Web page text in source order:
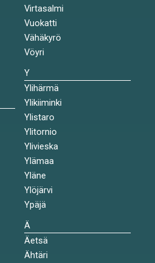
Virtasalmi
Vuokatti
Vähäkyrö
Vöyri
Y
Ylihärmä
Ylikiiminki
Ylistaro
Ylitornio
Ylivieska
Ylämaa
Yläne
Ylöjärvi
Ypäjä
Ä
Äetsä
Ähtäri